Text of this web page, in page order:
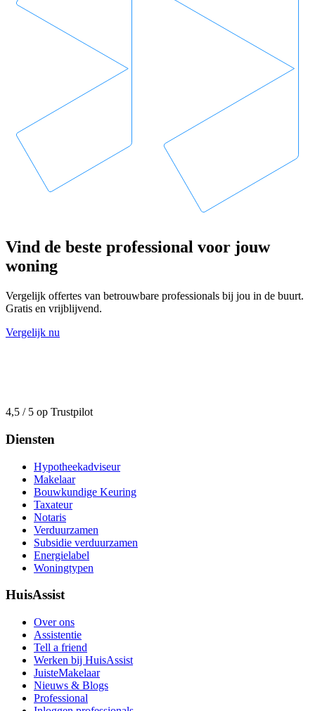
Vind de beste professional voor jouw
woning
Vergelijk offertes van betrouwbare professionals bij jou in de buurt.
Gratis en vrijblijvend.
Vergelijk nu
4,5 / 5 op Trustpilot
Diensten
Hypotheekadviseur
Makelaar
Bouwkundige Keuring
Taxateur
Notaris
Verduurzamen
Subsidie verduurzamen
Energielabel
Woningtypen
HuisAssist
Over ons
Assistentie
Tell a friend
Werken bij HuisAssist
JuisteMakelaar
Nieuws & Blogs
Professional